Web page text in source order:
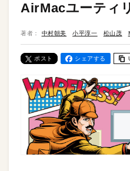
AirMacユーティ
著者： 中村朝美 小平淳一 松山茂
ポスト シェアする